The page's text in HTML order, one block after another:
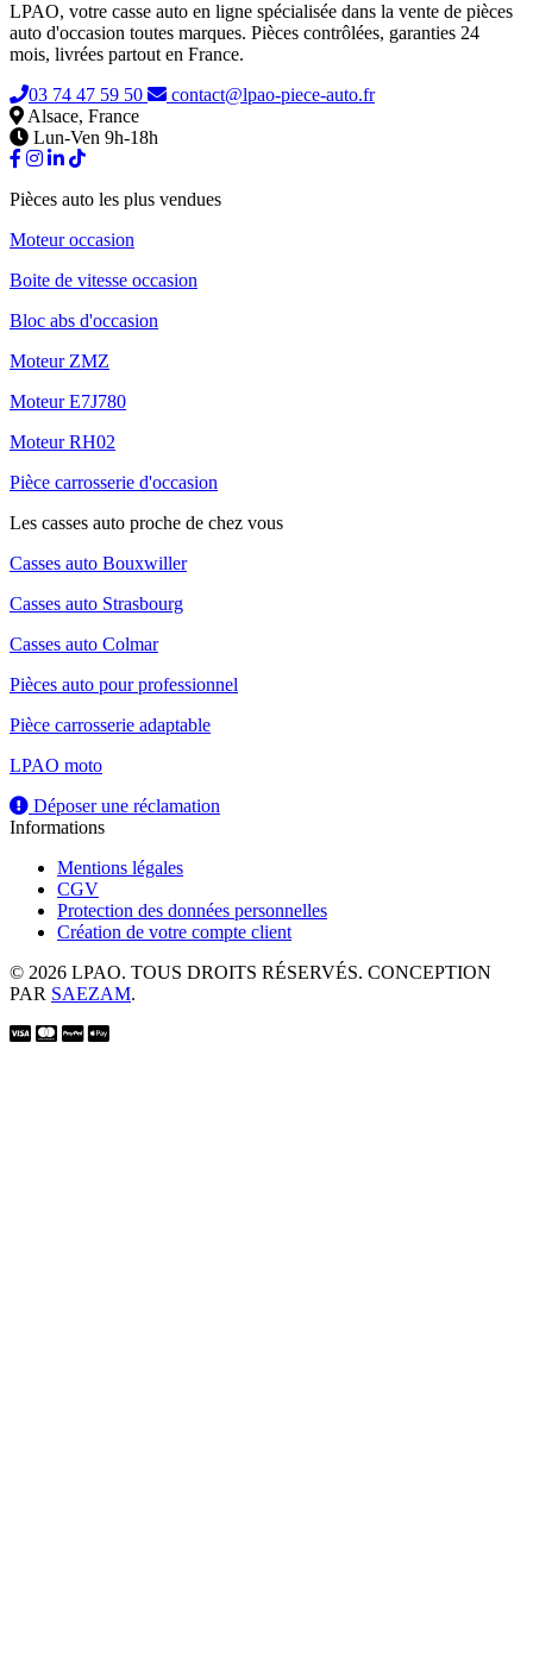
LPAO, votre casse auto en ligne spécialisée dans la vente de pièces
auto d'occasion toutes marques. Pièces contrôlées, garanties 24
mois, livrées partout en France.
03 74 47 59 50
contact@lpao-piece-auto.fr
Alsace, France
Lun-Ven 9h-18h
Pièces auto les plus vendues
Moteur occasion
Boite de vitesse occasion
Bloc abs d'occasion
Moteur ZMZ
Moteur E7J780
Moteur RH02
Pièce carrosserie d'occasion
Les casses auto proche de chez vous
Casses auto Bouxwiller
Casses auto Strasbourg
Casses auto Colmar
Pièces auto pour professionnel
Pièce carrosserie adaptable
LPAO moto
Déposer une réclamation
Informations
Mentions légales
CGV
Protection des données personnelles
Création de votre compte client
© 2026 LPAO. TOUS DROITS RÉSERVÉS. CONCEPTION
PAR SAEZAM.